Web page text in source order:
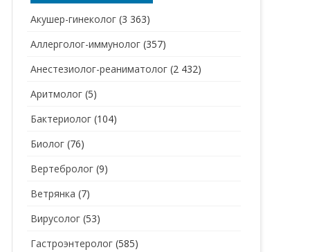
РЕНТГЕНОЛОГ
СТОМАТОЛОГ
СТОМАТОЛОГ-ОРТОДОНТ
ЭНДОКРИНОЛОГ
Акушер-гинеколог (3 363)
Аллерголог-иммунолог (357)
Анестезиолог-реаниматолог (2 432)
Аритмолог (5)
Бактериолог (104)
Биолог (76)
Вертебролог (9)
Ветрянка (7)
Вирусолог (53)
Гастроэнтеролог (585)